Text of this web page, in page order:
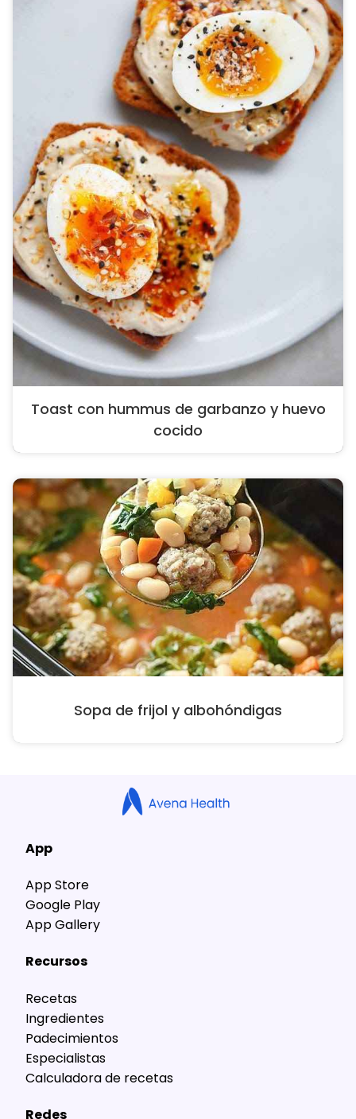
Toast con hummus de garbanzo y huevo
cocido
Sopa de frijol y albohóndigas
App
App Store
Google Play
App Gallery
Recursos
Recetas
Ingredientes
Padecimientos
Especialistas
Calculadora de recetas
Redes